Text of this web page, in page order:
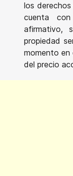
los
cuenta
afirmativo,
propiedad
momento en
del precio